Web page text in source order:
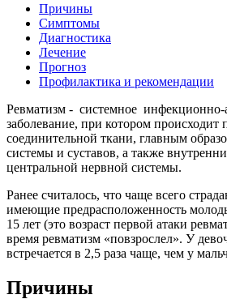
Причины
Симптомы
Диагностика
Лечение
Прогноз
Профилактика и рекомендации
Ревматизм - системное инфекционно-
заболевание, при котором происходит
соединительной ткани, главным
системы и суставов, а также
центральной нервной системы.
Ранее считалось, что чаще всего
имеющие предрасположенность
15 лет (это возраст первой атаки
время ревматизм «повзрослел». У
встречается в 2,5 раза чаще, чем у
Причины